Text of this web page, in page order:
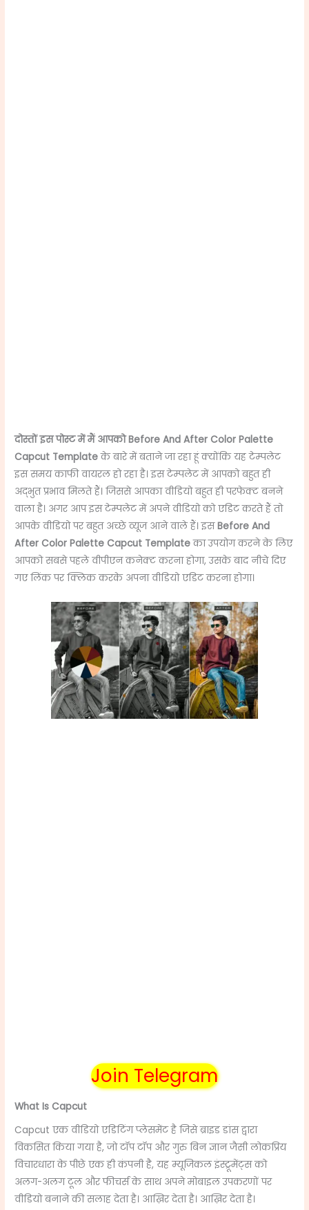
दोस्तों इस पोस्ट में मैं आपकोBefore And After Color Palette
Capcut Templateके बारे में बताने जा रहा हूं क्योंकि यह टेम्पलेट
इस समय काफी वायरल हो रहा है। इस टेम्पलेट में आपको बहुत ही
अद्भुत प्रभाव मिलते हैं। जिससे आपका वीडियो बहुत ही परफेक्ट बनने
वाला है। अगर आप इस टेम्पलेट में अपने वीडियो को एडिट करते हैं तो
आपके वीडियो पर बहुत अच्छे व्यूज आने वाले हैं। इसBefore And
After Color Palette Capcut Templateका उपयोग करने के लिए
आपको सबसे पहले वीपीएन कनेक्ट करना होगा, उसके बाद नीचे दिए
गए लिंक पर क्लिक करके अपना वीडियो एडिट करना होगा।
Join Telegram
What Is Capcut
Capcut एक वीडियो एडिटिंग प्लेसमेंट है जिसे ब्राइड डांस द्वारा
विकसित किया गया है, जो टॉप टॉप और गुरु बिन ज्ञान जैसी लोकप्रिय
विचारधारा के पीछे एक ही कंपनी है, यह म्यूजिकल इंस्ट्रूमेंट्स को
अलग-अलग टूल और फीचर्स के साथ अपने मोबाइल उपकरणों पर
वीडियो बनाने की सलाह देता है। आख़िर देता है। आख़िर देता है।